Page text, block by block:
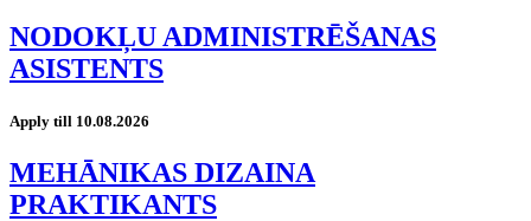
NODOKĻU ADMINISTRĒŠANAS
ASISTENTS
Apply till 10.08.2026
MEHĀNIKAS DIZAINA
PRAKTIKANTS